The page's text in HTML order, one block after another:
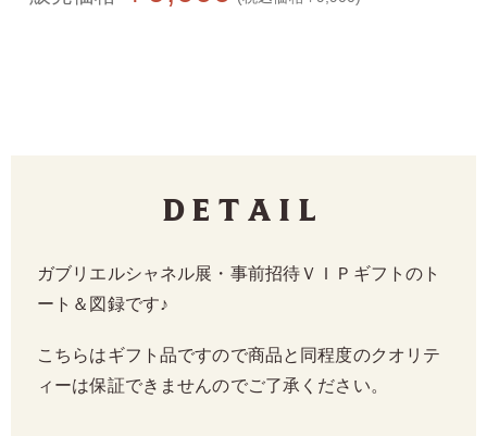
Detail
ガブリエルシャネル展・事前招待ＶＩＰギフトのト
ート＆図録です♪
こちらはギフト品ですので商品と同程度のクオリテ
ィーは保証できませんのでご了承ください。